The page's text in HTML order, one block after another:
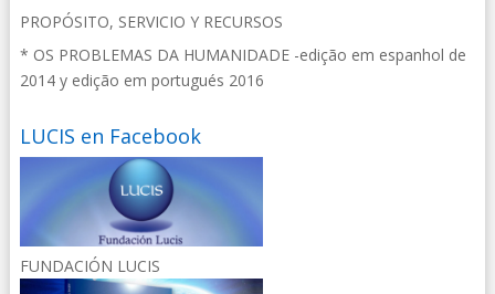
PROPÓSITO, SERVICIO Y RECURSOS
* OS PROBLEMAS DA HUMANIDADE -edição em espanhol de
2014 y edição em portugués 2016
LUCIS en Facebook
FUNDACIÓN LUCIS